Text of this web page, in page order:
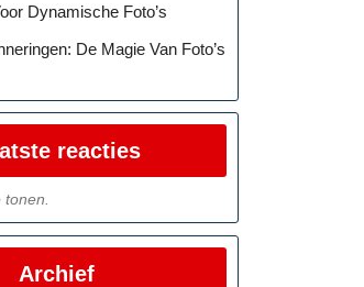
Dynamische Foto’s
De Magie Van Foto’s
reacties
tonen.
Archief